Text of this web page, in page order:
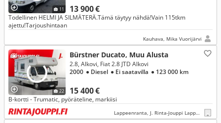
11 13 900 €
Todellinen HELMI JA SILMÄTERÄ.Tämä täytyy nähdä!Vain 115tkm
ajettu!Tarjoushintaan
Kauhava, Mika Vuorijärvi
22
Bürstner Ducato, Muu Alusta
15 400 €
2.8, Alkovi, Fiat 2.8 JTD Alkovi
2000 ● Diesel ● Ei saatavilla ● 123 000 km
B-kortti - Trumatic, pyöräteline, markiisi
Lappeenranta, J. Rinta-Jouppi Lappeenranta